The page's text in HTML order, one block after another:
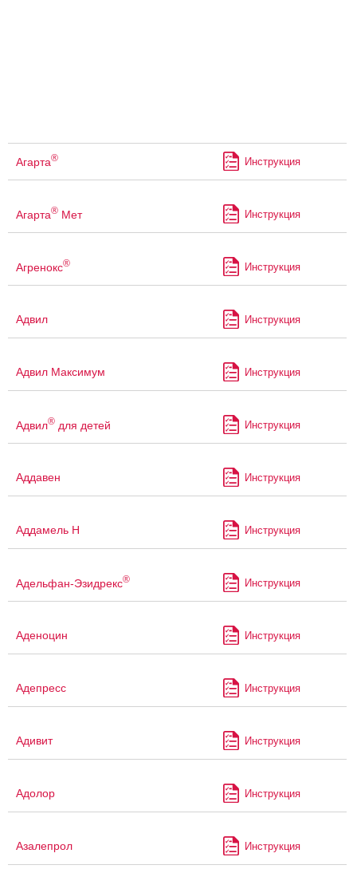
Агарта® Инструкция
Агарта® Мет Инструкция
Агренокс® Инструкция
Адвил Инструкция
Адвил Максимум Инструкция
Адвил® для детей Инструкция
Аддавен Инструкция
Аддамель Н Инструкция
Адельфан-Эзидрекс® Инструкция
Аденоцин Инструкция
Адепресс Инструкция
Адивит Инструкция
Адолор Инструкция
Азалепрол Инструкция